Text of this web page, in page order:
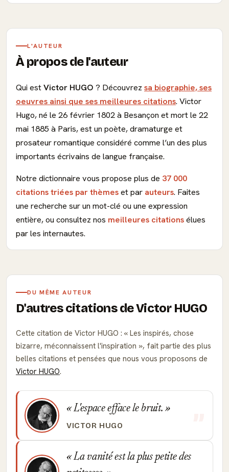
L'AUTEUR
À propos de l'auteur
Qui estVictor HUGO ? Découvrez sa biographie, ses
oeuvres ainsi que ses meilleures citations. Victor
Hugo, né le 26 février 1802 à Besançon et mort le 22
mai 1885 à Paris, est un poète, dramaturge et
prosateur romantique considéré comme l’un des plus
importants écrivains de langue française.
Notre dictionnaire vous propose plus de 37 000
citations triées par thèmeset par auteurs. Faites
une recherche sur un mot-clé ou une expression
entière, ou consultez nos meilleures citationsélues
par les internautes.
DU MÊME AUTEUR
D'autres citations de Victor HUGO
Cette citation de Victor HUGO :
Les inspirés, chose
bizarre, méconnaissent l'inspiration
, fait partie des plus
belles citations et pensées que nous vous proposons de
Victor HUGO.
L'espace efface le bruit.
VICTOR HUGO
La vanité est la plus petite des